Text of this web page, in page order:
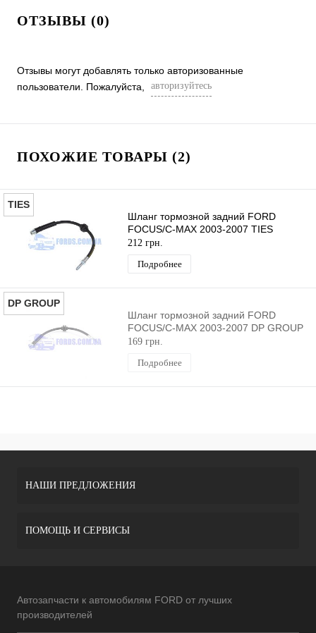
ОТЗЫВЫ (0)
Отзывы могут добавлять только авторизованные
пользователи. Пожалуйста,
авторизуйтесь
ПОХОЖИЕ ТОВАРЫ (2)
TIES
Шланг тормозной задний FORD
FOCUS/C-MAX 2003-2007 TIES
212 грн.
Подробнее
DP GROUP
Шланг тормозной задний FORD
FOCUS/C-MAX 2003-2007 DP GROUP
169 грн.
Подробнее
НАШИ ПРЕДЛОЖЕНИЯ
ПОМОЩЬ И СЕРВИСЫ
Автозапчасти к автомобилям FORD от лучших
производителей